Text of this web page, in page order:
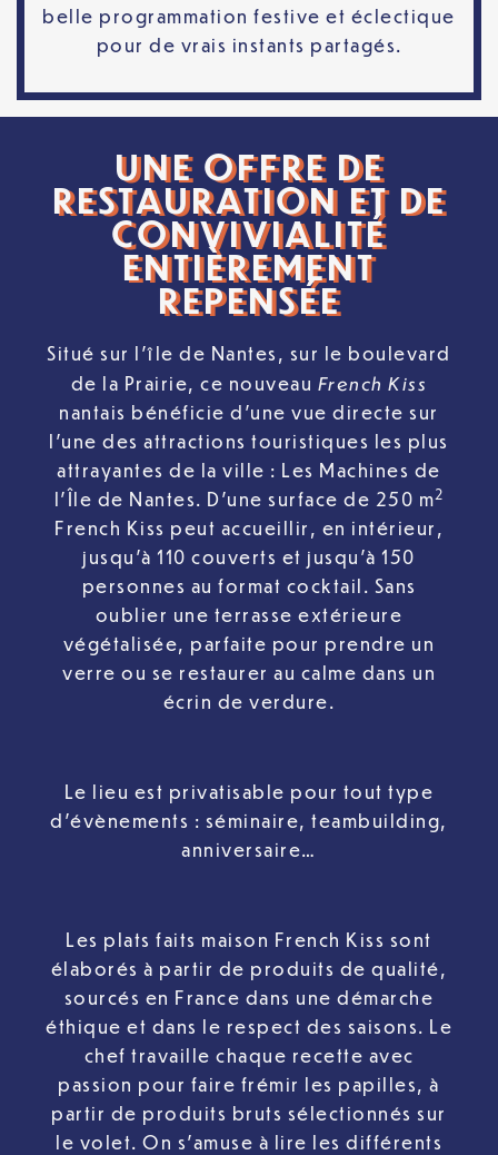
belle programmation festive et éclectique
pour de vrais instants partagés.
UNE OFFRE DE
RESTAURATION ET DE
CONVIVIALITÉ
ENTIÈREMENT
REPENSÉE
Situé sur l’île de Nantes, sur le boulevard
de la Prairie, ce nouveau French Kiss
nantais bénéficie d’une vue directe sur
l’une des attractions touristiques les plus
attrayantes de la ville : Les Machines de
l’Île de Nantes. D’une surface de 250 m2
French Kiss peut accueillir, en intérieur,
jusqu’à 110 couverts et jusqu’à 150
personnes au format cocktail. Sans
oublier une terrasse extérieure
végétalisée, parfaite pour prendre un
verre ou se restaurer au calme dans un
écrin de verdure.
Le lieu est privatisable pour tout type
d’évènements : séminaire, teambuilding,
anniversaire…
Les plats faits maison French Kiss sont
élaborés à partir de produits de qualité,
sourcés en France dans une démarche
éthique et dans le respect des saisons. Le
chef travaille chaque recette avec
passion pour faire frémir les papilles, à
partir de produits bruts sélectionnés sur
le volet. On s’amuse à lire les différents